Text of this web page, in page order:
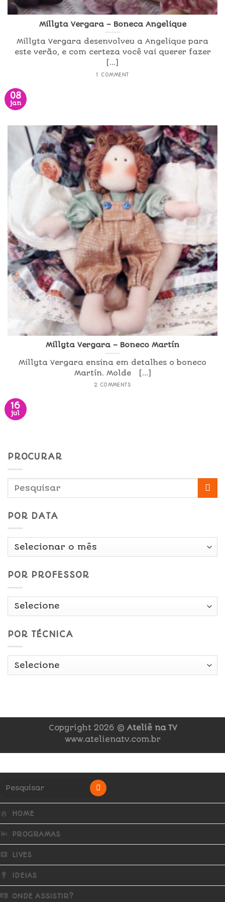
Millyta Vergara – Boneca Angelique
Millyta Vergara desenvolveu a Angelique para
este verão, e com certeza você vai querer fazer
[...]
1 COMMENT
08
jan
Millyta Vergara – Boneco Martín
Millyta Vergara ensina em detalhes o boneco
Martín. Molde [...]
2 COMMENTS
16
jul
PROCURAR
POR DATA
Por
POR PROFESSOR
POR TÉCNICA
Copyright 2026 © Ateliê na TV
www.atelienatv.com.br
HOME
PROGRAMAS
LIVES
IDEIAS
ONDE ASSISTIR?